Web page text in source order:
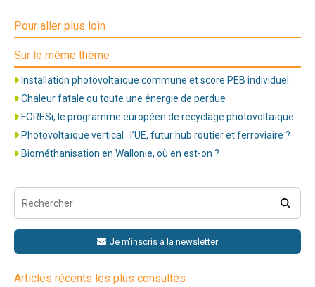
Pour aller plus loin
Sur le même thème
Installation photovoltaïque commune et score PEB individuel
Chaleur fatale ou toute une énergie de perdue
FORESi, le programme européen de recyclage photovoltaïque
Photovoltaïque vertical : l’UE, futur hub routier et ferroviaire ?
Biométhanisation en Wallonie, où en est-on ?
Je m'inscris à la newsletter
Articles récents les plus consultés